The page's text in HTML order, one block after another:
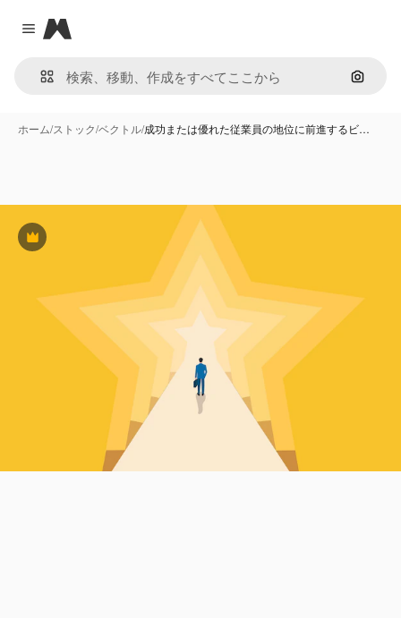
Close menu
Magnific
画像で
ホーム/ストック/ベクトル/成功または優れた従業員の地位に前進するビ…
Premium